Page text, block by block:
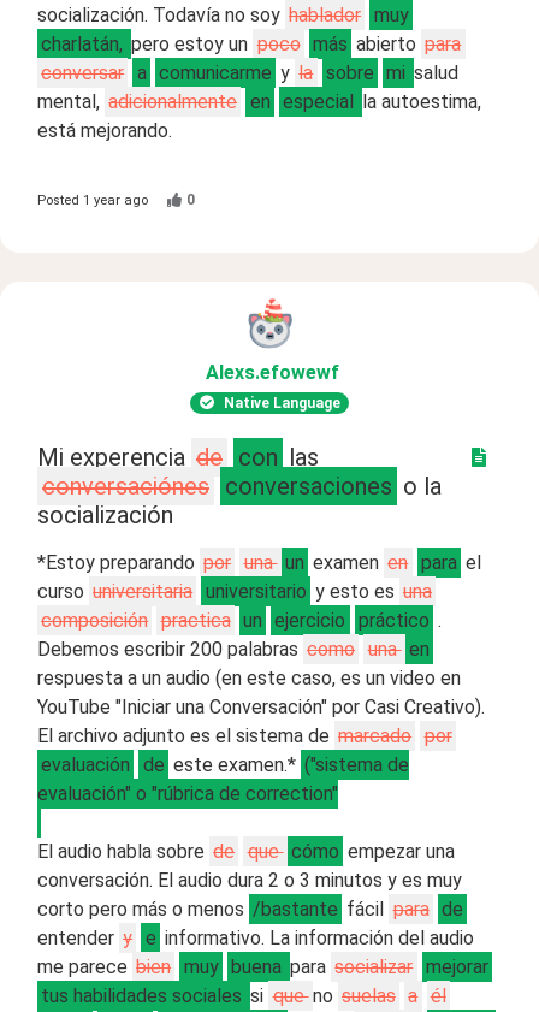
socialización. Todavía no soy hablador muy
charlatán, pero estoy un poco más abierto para
conversar a comunicarme y la sobre mi salud
mental, adicionalmente en especial
la autoestima,
está mejorando.
Posted 1 year ago 0
Alexs.efowewf
Native Language
Mi experencia de con las
conversaciónes conversaciones o la
socialización
*Estoy preparando por una un examen en para el
curso universitaria universitario y esto es una
composición practica un ejercicio práctico .
Debemos escribir 200 palabras como una en
respuesta a un audio (en este caso, es un video en
YouTube "Iniciar una Conversación" por Casi Creativo).
El archivo adjunto es el sistema de marcado por
evaluación
de este examen.* ("sistema de
evaluación" o "rúbrica de correction"
El audio habla sobre de que cómo empezar una
conversación. El audio dura 2 o 3 minutos y es muy
corto pero más o menos /bastante fácil para de
entender y e informativo. La información del audio
me parece bien muy buena para socializar mejorar
tus habilidades sociales si queno suelas a él